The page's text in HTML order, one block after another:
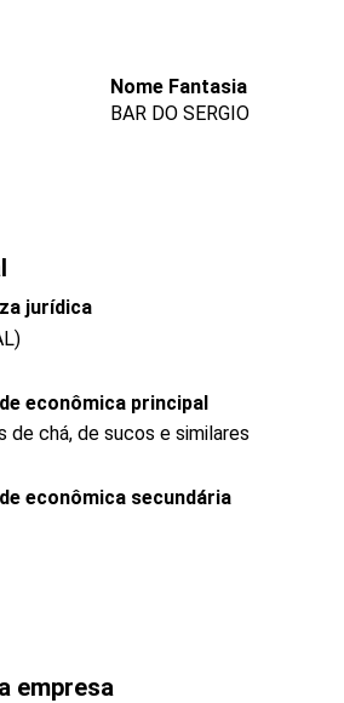
Nome Fantasia
BAR DO SERGIO
jurídica
econômica principal
chá, de sucos e similares
econômica secundária
empresa